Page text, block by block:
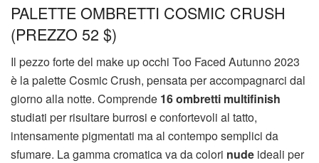
PALETTE OMBRETTI COSMIC CRUSH
(PREZZO 52 $)
Il pezzo forte del make up occhi Too Faced Autunno 2023
è la palette Cosmic Crush, pensata per accompagnarci dal
giorno alla notte. Comprende 16 ombretti multifinish
studiati per risultare burrosi e confortevoli al tatto,
intensamente pigmentati ma al contempo semplici da
sfumare. La gamma cromatica va da colori nude ideali per